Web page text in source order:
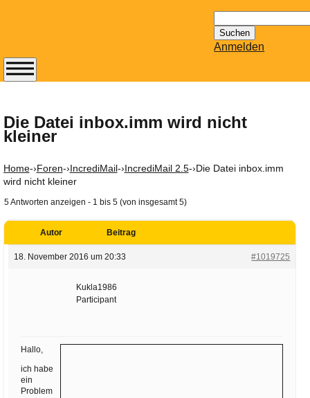
nach:
Anmelden
Die Datei inbox.imm wird nicht
kleiner
Home-›Foren-›IncrediMail-›IncrediMail 2.5-›Die Datei inbox.imm
wird nicht kleiner
5 Antworten anzeigen - 1 bis 5 (von insgesamt 5)
Autor Beitrag
18. November 2016 um 20:33 #1019725
Kukla1986
Participant
Hallo,
ich habe
ein
Problem
Abonnieren Sie den
erscheinenden
Newsletter von
kostenlos.
Der ständig aktuelle
Tipps zu Thema
bereithält!
Wie z.B. Outlook,
GMail, Thunderbird
KuNoMail, usw.
E-Mail